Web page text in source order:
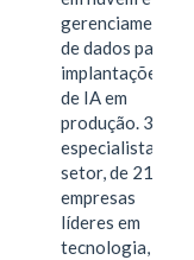
gerenciamento
de dados para
implantações
de IA em
produção. 38
especialistas do
setor, de 21
empresas
líderes em
tecnologia,